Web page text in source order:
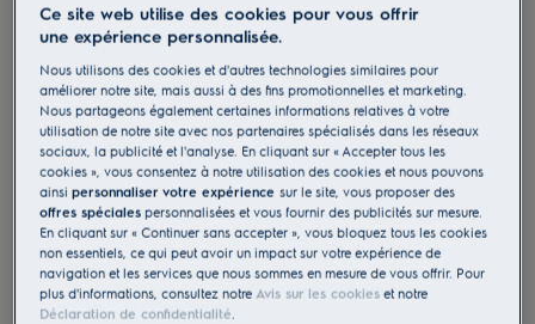
KOFFP46BX
500 SurroundCook - Four à air
pulsé avec pyrolyse, Inox anti-
traces
Fiche Produit UE
729,99 €
Ce site web utilise des cookies pour vous offrir
une expérience personnalisée.
Nous utilisons des cookies et d'autres technologies similaires pour
améliorer notre site, mais aussi à des fins promotionnelles et marketing.
Nous partageons également certaines informations relatives à votre
utilisation de notre site avec nos partenaires spécialisés dans les réseaux
sociaux, la publicité et l'analyse. En cliquant sur « Accepter tous les
cookies », vous consentez à notre utilisation des cookies et nous pouvons
ainsipersonnaliser votre expériencesur le site, vous proposer des
offres spéciales personnalisées et vous fournir des publicités sur mesure.
En cliquant sur « Continuer sans accepter », vous bloquez tous les cookies
non essentiels, ce qui peut avoir un impact sur votre expérience de
navigation et les services que nous sommes en mesure de vous offrir. Pour
plus d'informations, consultez notre Avis sur les cookies et notre
Déclaration de confidentialité.